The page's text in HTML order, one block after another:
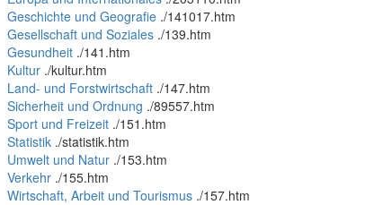
Geschichte und Geografie ./141017.htm
Gesellschaft und Soziales ./139.htm
Gesundheit ./141.htm
Kultur ./kultur.htm
Land- und Forstwirtschaft ./147.htm
Sicherheit und Ordnung ./89557.htm
Sport und Freizeit ./151.htm
Statistik ./statistik.htm
Umwelt und Natur ./153.htm
Verkehr ./155.htm
Wirtschaft, Arbeit und Tourismus ./157.htm